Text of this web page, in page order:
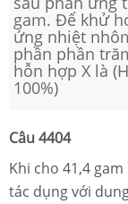
gam. Để khử
ứng nhiệt
phần phần
hỗn hợp X là
100%)
Câu 4404
Khi cho 41,4
tác dụng với